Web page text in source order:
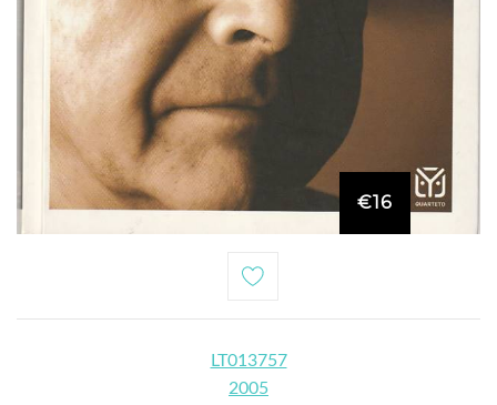
€16
LT013757
2005